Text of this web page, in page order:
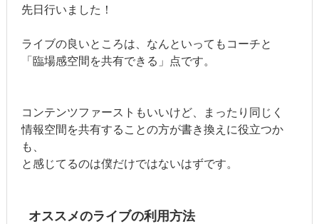
先日行いました！
ライブの良いところは、なんといってもコーチと
「臨場感空間を共有できる」点です。
コンテンツファーストもいいけど、まったり同じく
情報空間を共有することの方が書き換えに役立つか
も、
と感じてるのは僕だけではないはずです。
オススメのライブの利用方法